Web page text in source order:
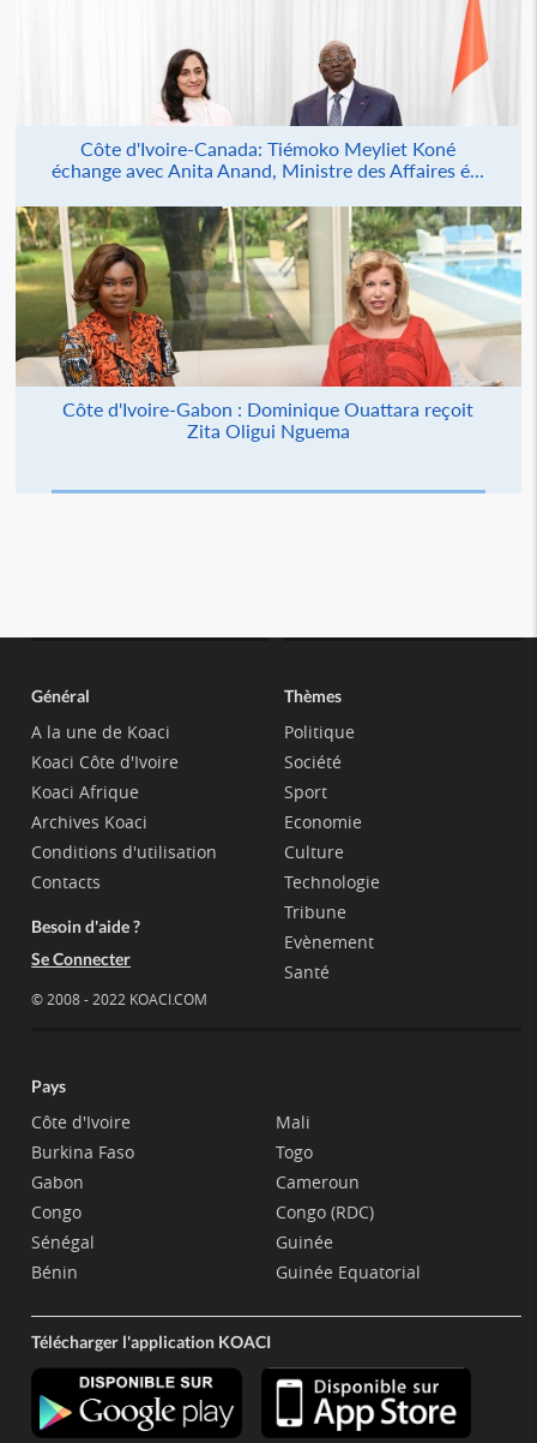
Côte d'Ivoire-Canada: Tiémoko Meyliet Koné
échange avec Anita Anand, Ministre des Affaires é...
Côte d'Ivoire-Gabon : Dominique Ouattara reçoit
Zita Oligui Nguema
Général
A la une de Koaci
Koaci Côte d'Ivoire
Koaci Afrique
Archives Koaci
Conditions d'utilisation
Contacts
Besoin d'aide ?
Se Connecter
© 2008 - 2022 KOACI.COM
Thèmes
Politique
Société
Sport
Economie
Culture
Technologie
Tribune
Evènement
Santé
Pays
Côte d'Ivoire
Burkina Faso
Gabon
Congo
Sénégal
Bénin
Mali
Togo
Cameroun
Congo (RDC)
Guinée
Guinée Equatorial
Télécharger l'application KOACI